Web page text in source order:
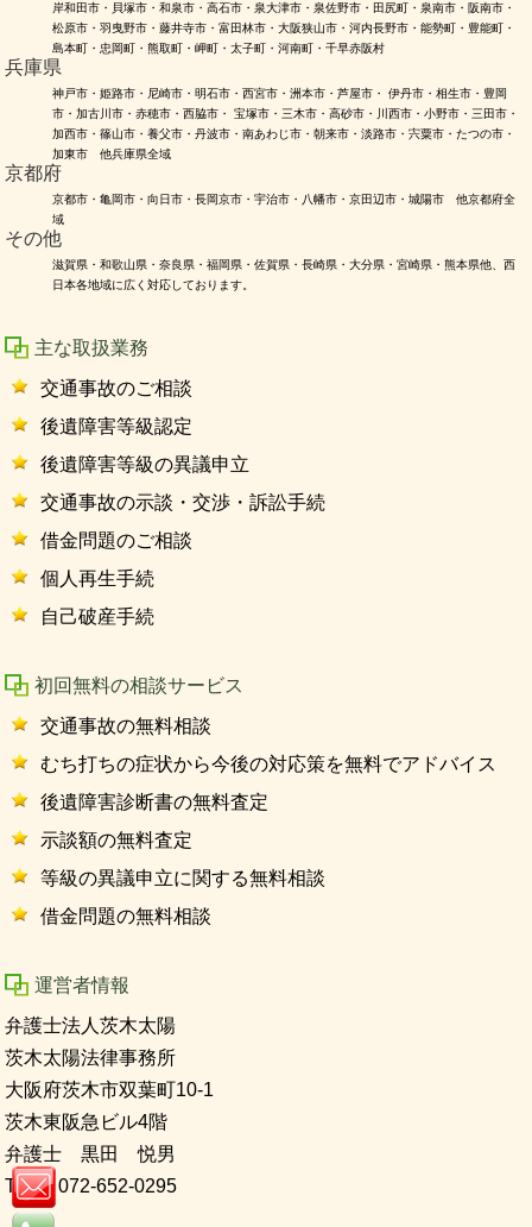
岸和田市・貝塚市・和泉市・高石市・泉大津市・泉佐野市・田尻町・泉南市・阪南市・
松原市・羽曳野市・藤井寺市・富田林市・大阪狭山市・河内長野市・能勢町・豊能町・
島本町・忠岡町・熊取町・岬町・太子町・河南町・千早赤阪村
兵庫県
神戸市・姫路市・尼崎市・明石市・西宮市・洲本市・芦屋市・ 伊丹市・相生市・豊岡
市・加古川市・赤穂市・西脇市・ 宝塚市・三木市・高砂市・川西市・小野市・三田市・
加西市・篠山市・養父市・丹波市・南あわじ市・朝来市・淡路市・宍粟市・たつの市・
加東市 他兵庫県全域
京都府
京都市・亀岡市・向日市・長岡京市・宇治市・八幡市・京田辺市・城陽市 他京都府全
域
その他
滋賀県・和歌山県・奈良県・福岡県・佐賀県・長崎県・大分県・宮崎県・熊本県他、西
日本各地域に広く対応しております。
主な取扱業務
交通事故のご相談
後遺障害等級認定
後遺障害等級の異議申立
交通事故の示談・交渉・訴訟手続
借金問題のご相談
個人再生手続
自己破産手続
初回無料の相談サービス
交通事故の無料相談
むち打ちの症状から今後の対応策を無料でアドバイス
後遺障害診断書の無料査定
示談額の無料査定
等級の異議申立に関する無料相談
借金問題の無料相談
運営者情報
弁護士法人茨木太陽
茨木太陽法律事務所
大阪府茨木市双葉町10-1
茨木東阪急ビル4階
弁護士 黒田 悦男
TEL 072-652-0295